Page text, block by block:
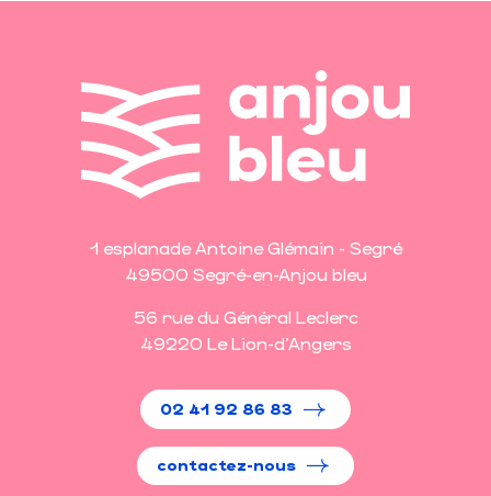
1 esplanade Antoine Glémain - Segré
49500 Segré-en-Anjou bleu
56 rue du Général Leclerc
49220 Le Lion-d'Angers
02 41 92 86 83
contactez-nous